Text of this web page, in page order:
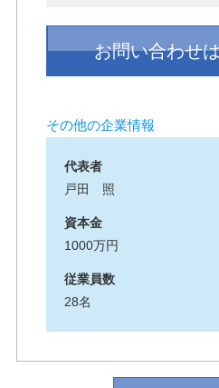
お問い合わせ
その他の企業情報
代表者
戸田 照
資本金
1000万円
従業員数
28名